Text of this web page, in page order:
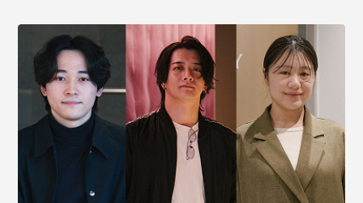
日本 English 한국어
简体字 繁体字